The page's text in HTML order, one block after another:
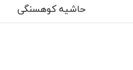
حاشیه کوهسنگی